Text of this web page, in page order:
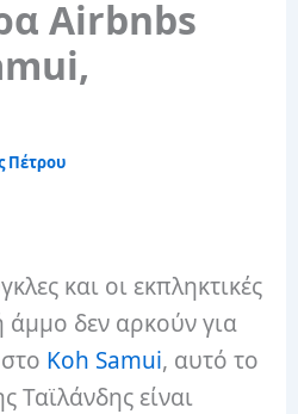
Airbnbs
Πέτρου
και οι εκπληκτικές
άμμο δεν αρκούν για
Koh Samui, αυτό το
Ταϊλάνδης είναι